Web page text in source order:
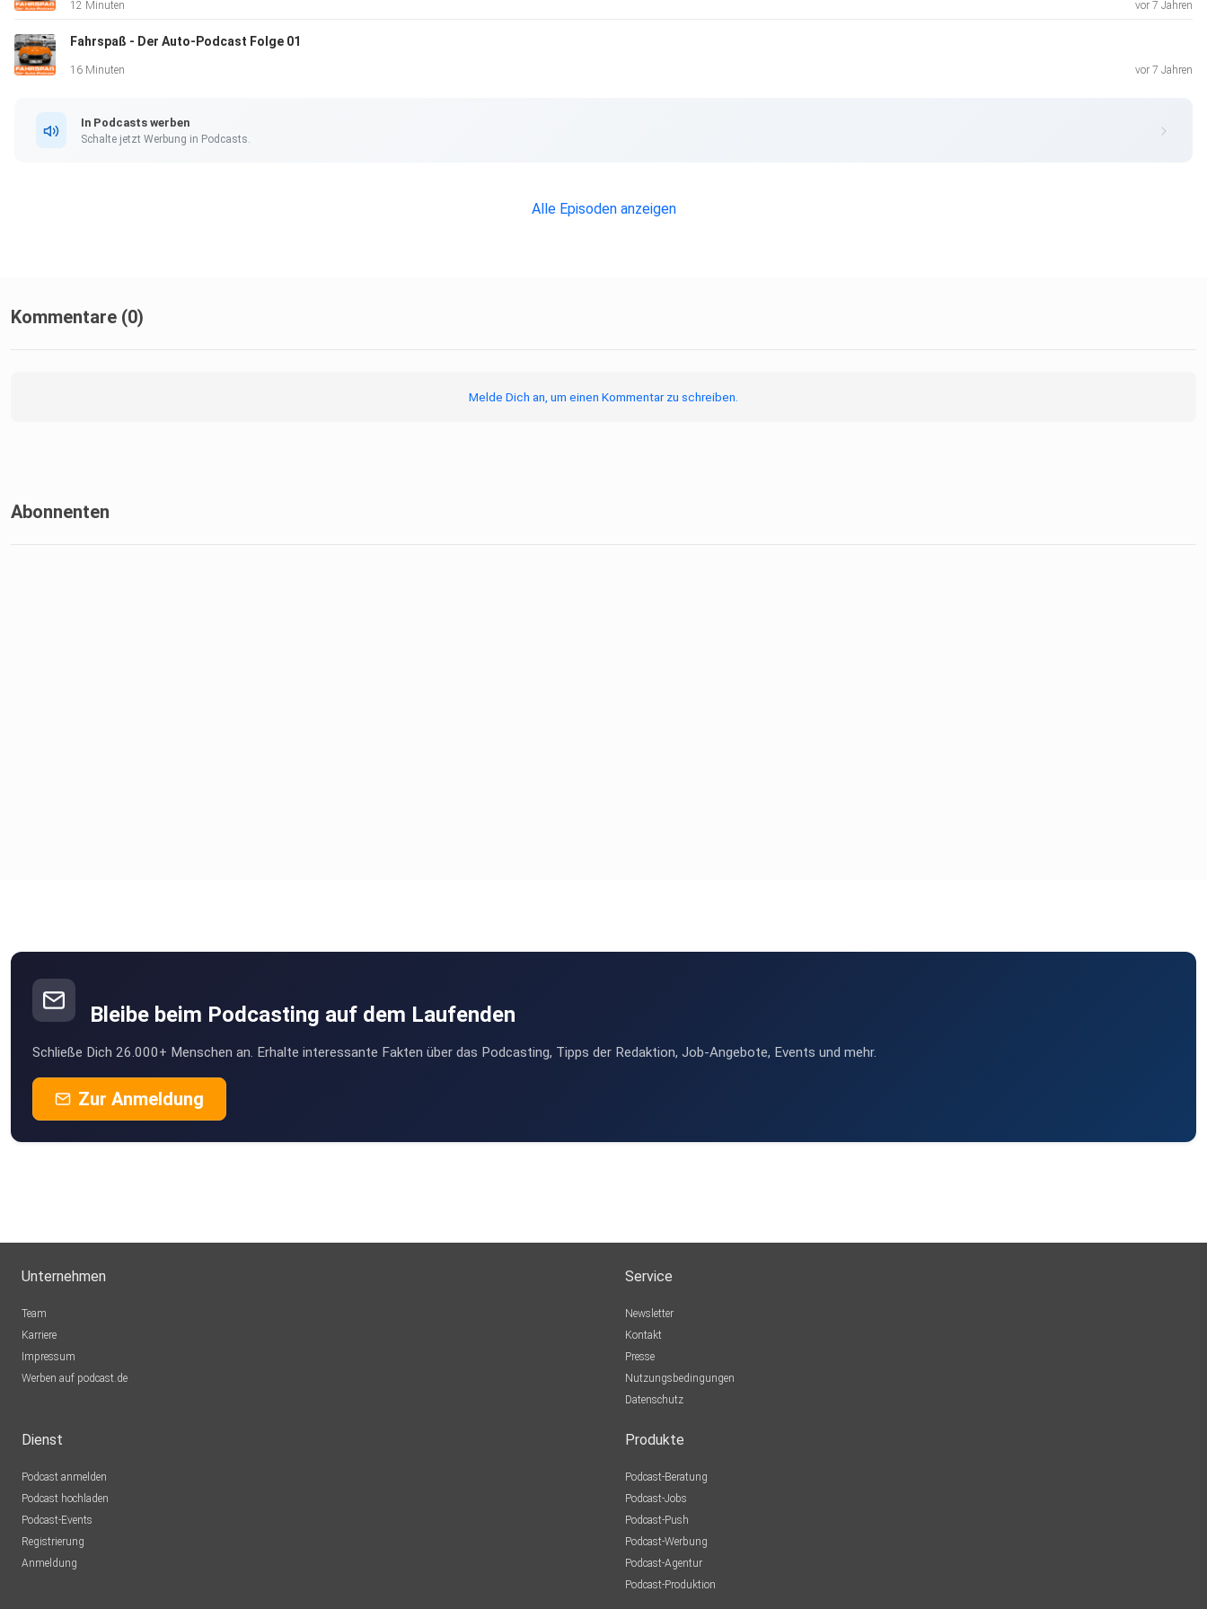
12 Minuten vor 7 Jahren
Fahrspaß - Der Auto-Podcast Folge 01
16 Minuten vor 7 Jahren
In Podcasts werben
Schalte jetzt Werbung in Podcasts.
Alle Episoden anzeigen
Kommentare (0)
Melde Dich an, um einen Kommentar zu schreiben.
Abonnenten
Bleibe beim Podcasting auf dem Laufenden
Schließe Dich 26.000+ Menschen an. Erhalte interessante Fakten über das Podcasting, Tipps der Redaktion, Job-Angebote, Events und mehr.
Zur Anmeldung
Unternehmen
Team
Karriere
Impressum
Werben auf podcast.de
Service
Newsletter
Kontakt
Presse
Nutzungsbedingungen
Datenschutz
Dienst
Podcast anmelden
Podcast hochladen
Podcast-Events
Registrierung
Anmeldung
Produkte
Podcast-Beratung
Podcast-Jobs
Podcast-Push
Podcast-Werbung
Podcast-Agentur
Podcast-Produktion